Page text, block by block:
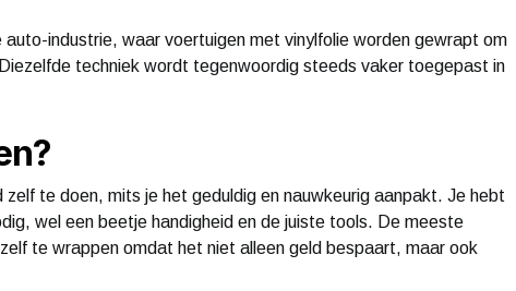
auto-industrie, waar voertuigen met vinylfolie worden gewrapt om
techniek wordt tegenwoordig steeds vaker toegepast in
te doen, mits je het geduldig en nauwkeurig aanpakt. Je hebt
wel een beetje handigheid en de juiste tools. De meeste
te wrappen omdat het niet alleen geld bespaart, maar ook